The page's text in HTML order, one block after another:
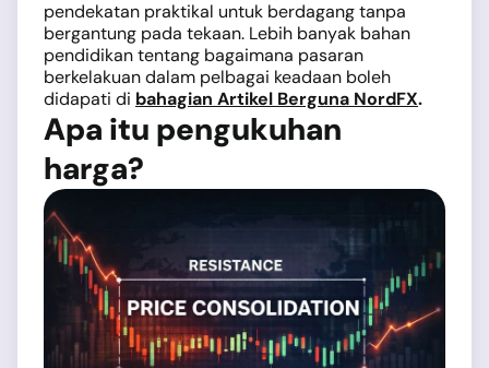
pendekatan praktikal untuk berdagang tanpa
bergantung pada tekaan. Lebih banyak bahan
pendidikan tentang bagaimana pasaran
berkelakuan dalam pelbagai keadaan boleh
didapati di bahagian Artikel Berguna NordFX.
Apa itu pengukuhan
harga?